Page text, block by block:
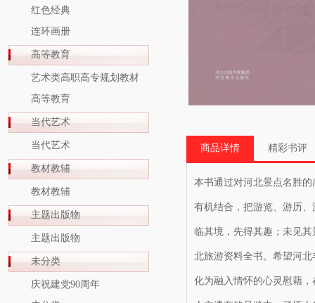
红色经典
连环画册
高等教育
艺术类高职高专规划教材
高等教育
当代艺术
当代艺术
教材教辅
教材教辅
主题出版物
主题出版物
未分类
庆祝建党90周年
商品详情 精彩书评
本书通过对河北景点名胜
有机结合，把游览、游历
临其境，先得其趣；未见
北旅游资料全书。希望河
化为融入情怀的心灵慰藉